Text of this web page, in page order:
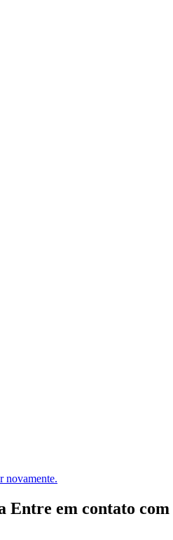
novamente.
Entre em contato